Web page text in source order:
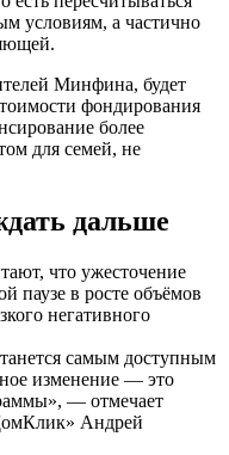
условиям, а частично
Минфина, будет
фондирования
более
для семей, не
дальше
что ужесточение
паузе в росте объёмов
негативного
самым доступным
изменение — это
— отмечает
Андрей